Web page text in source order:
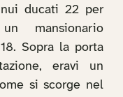
ducati 22 per
mansionario
Sopra la porta
eravi un
si scorge nel